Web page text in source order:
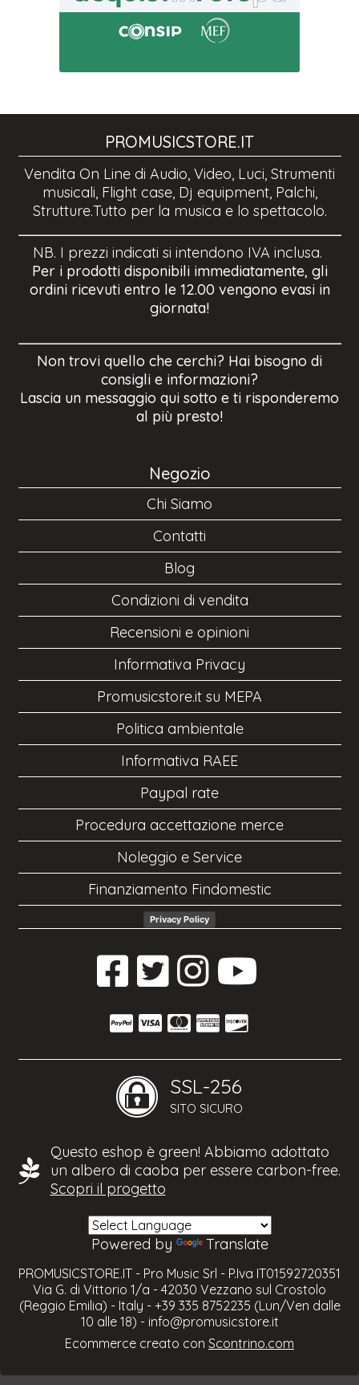
PROMUSICSTORE.IT
Vendita On Line di Audio, Video, Luci, Strumenti
musicali, Flight case, Dj equipment, Palchi,
Strutture.Tutto per la musica e lo spettacolo.
NB. I prezzi indicati si intendono IVA inclusa.
Per i prodotti disponibili immediatamente, gli
ordini ricevuti entro le 12.00 vengono evasi in
giornata!
Non trovi quello che cerchi? Hai bisogno di
consigli e informazioni?
Lascia un messaggio qui sotto e ti risponderemo
al più presto!
Negozio
Chi Siamo
Contatti
Blog
Condizioni di vendita
Recensioni e opinioni
Informativa Privacy
Promusicstore.it su MEPA
Politica ambientale
Informativa RAEE
Paypal rate
Procedura accettazione merce
Noleggio e Service
Finanziamento Findomestic
Privacy Policy
SSL-256
SITO SICURO
Questo eshop è green! Abbiamo adottato
un albero di caoba per essere carbon-free.
Scopri il progetto
Powered by Translate
PROMUSICSTORE.IT - Pro Music Srl - P.Iva IT01592720351
Via G. di Vittorio 1/a - 42030 Vezzano sul Crostolo
(Reggio Emilia) - Italy - +39 335 8752235 (Lun/Ven dalle
10 alle 18) - info@promusicstore.it
Ecommerce creato con Scontrino.com